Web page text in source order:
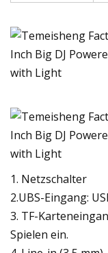
1. Netzschalter
2.UBS-Eingang:
3. TF-
Spielen ein.